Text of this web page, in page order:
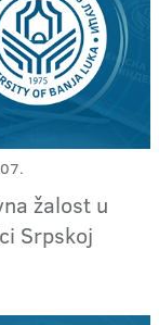
žalost u
Srpskoj